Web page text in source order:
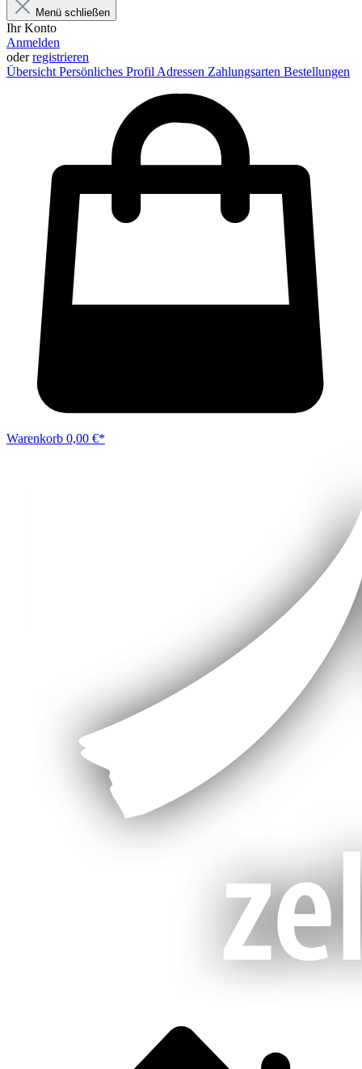
Menü schließen
Ihr Konto
Anmelden
oderregistrieren
Übersicht Persönliches Profil Adressen Zahlungsarten Bestellungen
Warenkorb 0,00 €*